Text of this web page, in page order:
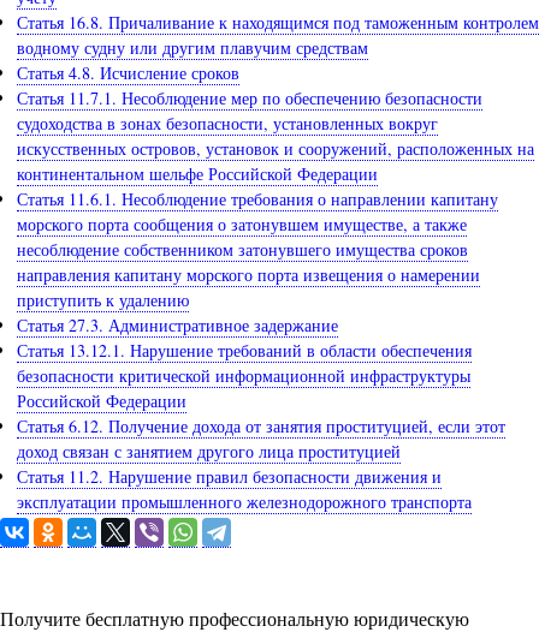
Статья 16.8. Причаливание к находящимся под таможенным контролем
водному судну или другим плавучим средствам
Статья 4.8. Исчисление сроков
Статья 11.7.1. Несоблюдение мер по обеспечению безопасности
судоходства в зонах безопасности, установленных вокруг
искусственных островов, установок и сооружений, расположенных на
континентальном шельфе Российской Федерации
Статья 11.6.1. Несоблюдение требования о направлении капитану
морского порта сообщения о затонувшем имуществе, а также
несоблюдение собственником затонувшего имущества сроков
направления капитану морского порта извещения о намерении
приступить к удалению
Статья 27.3. Административное задержание
Статья 13.12.1. Нарушение требований в области обеспечения
безопасности критической информационной инфраструктуры
Российской Федерации
Статья 6.12. Получение дохода от занятия проституцией, если этот
доход связан с занятием другого лица проституцией
Статья 11.2. Нарушение правил безопасности движения и
эксплуатации промышленного железнодорожного транспорта
Получите бесплатную профессиональную юридическую